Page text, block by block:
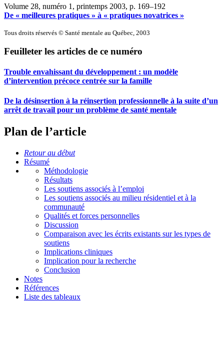
Volume 28, numéro 1, printemps 2003, p. 169–192
De « meilleures pratiques » à « pratiques novatrices »
Tous droits réservés © Santé mentale au Québec, 2003
Feuilleter les articles de ce numéro
Trouble envahissant du développement : un modèle
d’intervention précoce centrée sur la famille
De la désinsertion à la réinsertion professionnelle à la suite d’un
arrêt de travail pour un problème de santé mentale
Plan de l’article
Retour au début
Résumé
Méthodologie
Résultats
Les soutiens associés à l’emploi
Les soutiens associés au milieu résidentiel et à la
communauté
Qualités et forces personnelles
Discussion
Comparaison avec les écrits existants sur les types de
soutiens
Implications cliniques
Implication pour la recherche
Conclusion
Notes
Références
Liste des tableaux